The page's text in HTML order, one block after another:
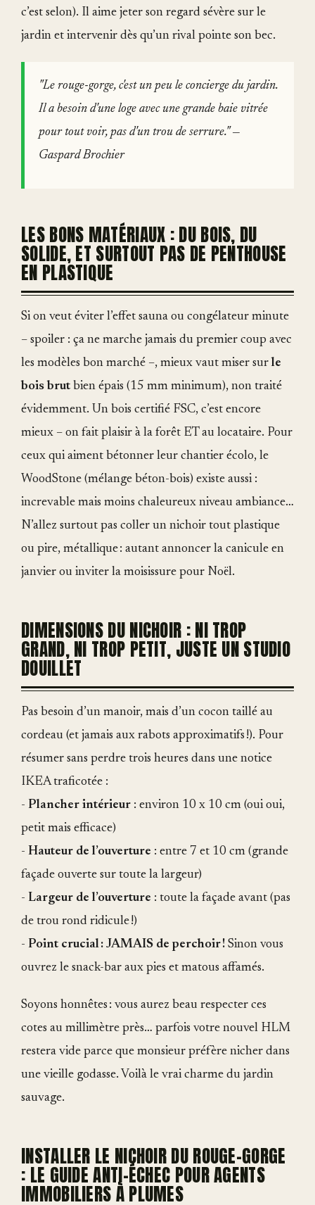
c’est selon). Il aime jeter son regard sévère sur le
jardin et intervenir dès qu’un rival pointe son bec.
"Le rouge-gorge, c'est un peu le concierge du jardin.
Il a besoin d'une loge avec une grande baie vitrée
pour tout voir, pas d'un trou de serrure." —
Gaspard Brochier
LES BONS MATÉRIAUX : DU BOIS, DU
SOLIDE, ET SURTOUT PAS DE PENTHOUSE
EN PLASTIQUE
Si on veut éviter l’effet sauna ou congélateur minute
– spoiler : ça ne marche jamais du premier coup avec
les modèles bon marché –, mieux vaut miser sur le
bois brut bien épais (15 mm minimum), non traité
évidemment. Un bois certifié FSC, c’est encore
mieux – on fait plaisir à la forêt ET au locataire. Pour
ceux qui aiment bétonner leur chantier écolo, le
WoodStone (mélange béton-bois) existe aussi :
increvable mais moins chaleureux niveau ambiance…
N’allez surtout pas coller un nichoir tout plastique
ou pire, métallique : autant annoncer la canicule en
janvier ou inviter la moisissure pour Noël.
DIMENSIONS DU NICHOIR : NI TROP
GRAND, NI TROP PETIT, JUSTE UN STUDIO
DOUILLET
Pas besoin d’un manoir, mais d’un cocon taillé au
cordeau (et jamais aux rabots approximatifs !). Pour
résumer sans perdre trois heures dans une notice
IKEA traficotée :
- Plancher intérieur : environ 10 x 10 cm (oui oui,
petit mais efficace)
- Hauteur de l’ouverture : entre 7 et 10 cm (grande
façade ouverte sur toute la largeur)
- Largeur de l’ouverture : toute la façade avant (pas
de trou rond ridicule !)
- Point crucial : JAMAIS de perchoir ! Sinon vous
ouvrez le snack-bar aux pies et matous affamés.
Soyons honnêtes : vous aurez beau respecter ces
cotes au millimètre près… parfois votre nouvel HLM
restera vide parce que monsieur préfère nicher dans
une vieille godasse. Voilà le vrai charme du jardin
sauvage.
INSTALLER LE NICHOIR DU ROUGE-GORGE
: LE GUIDE ANTI-ÉCHEC POUR AGENTS
IMMOBILIERS À PLUMES